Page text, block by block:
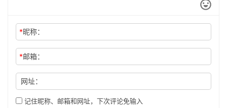
*昵称：
*邮箱：
网址：
记住昵称、邮箱和网址，下次评论免输入